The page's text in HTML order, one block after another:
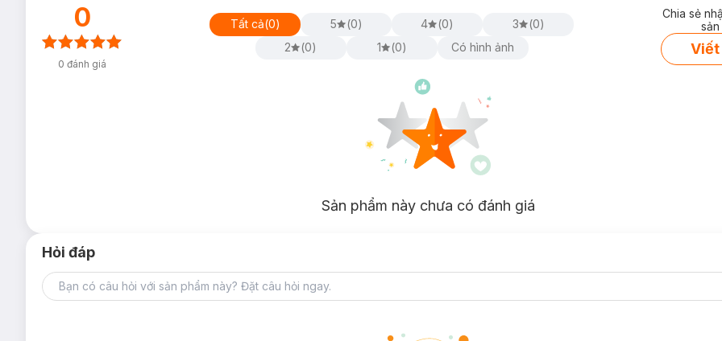
0
0 đánh giá
Tất cả(0) 5 (0) 4 (0) 3 (0)
2
(0) 1 (0) Có hình ảnh
Chia sẻ
Viết
Sản phẩm này chưa có đánh giá
Hỏi đáp